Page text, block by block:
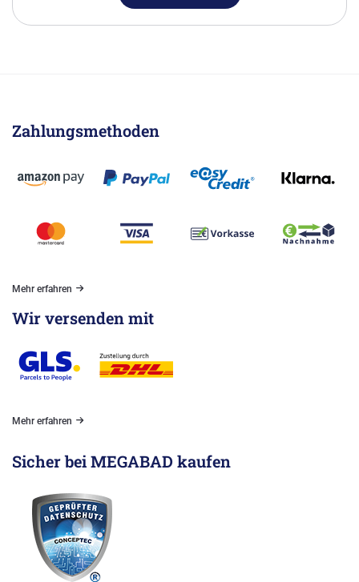
Zahlungsmethoden
Mehr erfahren
Wir versenden mit
Mehr erfahren
Sicher bei MEGABAD kaufen